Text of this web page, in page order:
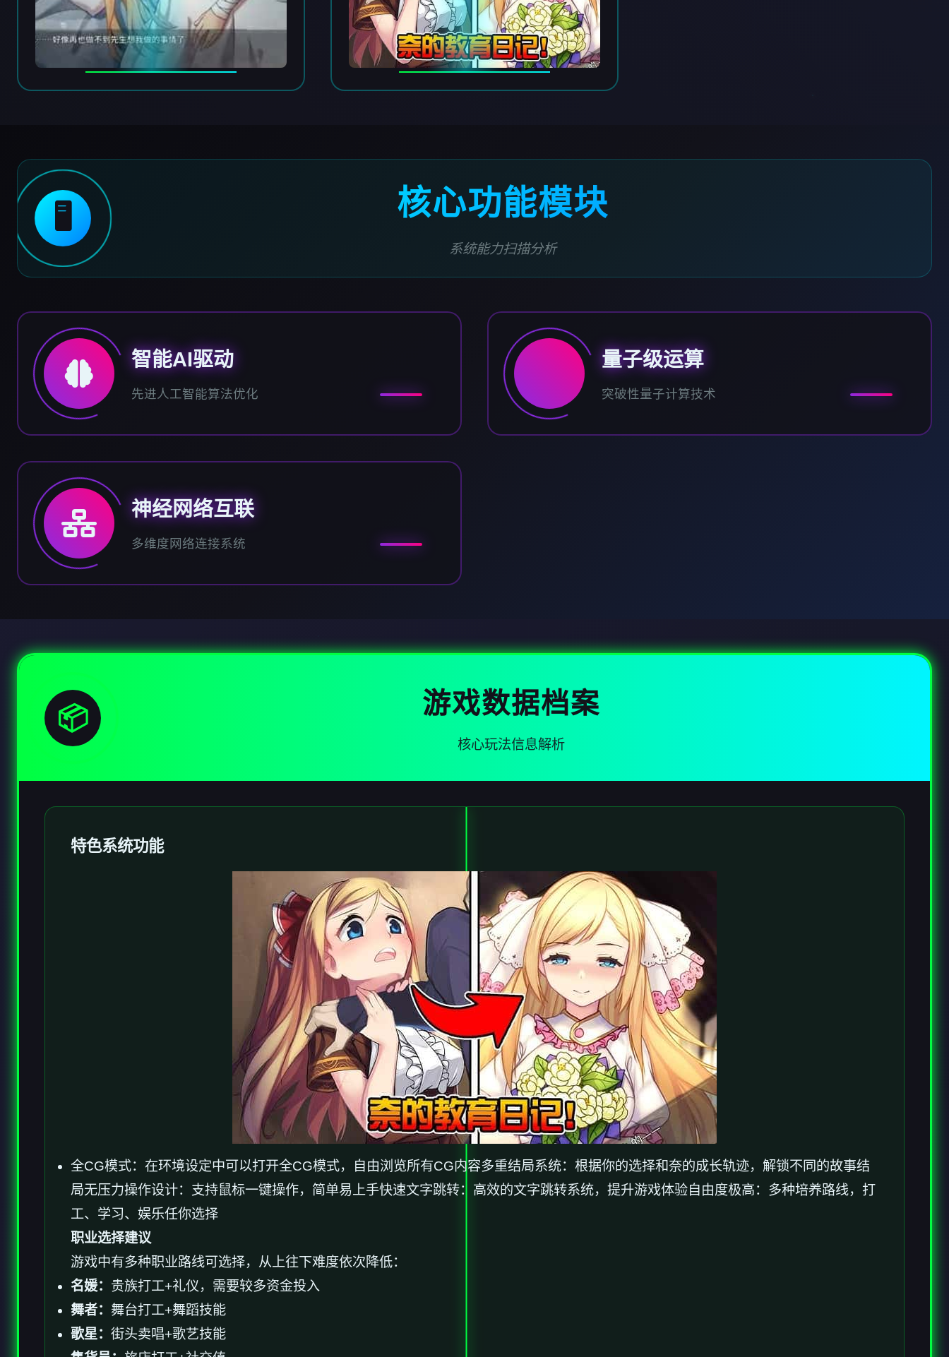
🖥️ 核心功能模块
系统能力扫描分析
智能AI驱动
先进人工智能算法优化
量子级运算
突破性量子计算技术
神经网络互联
多维度网络连接系统
📦 游戏数据档案
核心玩法信息解析
特色系统功能
全CG模式：在环境设定中可以打开全CG模式，自由浏览所有CG内容多重结局系统：根据你的选择和奈的成长轨迹，解锁不同的故事结
局无压力操作设计：支持鼠标一键操作，简单易上手快速文字跳转：高效的文字跳转系统，提升游戏体验自由度极高：多种培养路线，打
工、学习、娱乐任你选择
职业选择建议
游戏中有多种职业路线可选择，从上往下难度依次降低：
名媛： 贵族打工+礼仪，需要较多资金投入
舞者： 舞台打工+舞蹈技能
歌星： 街头卖唱+歌艺技能